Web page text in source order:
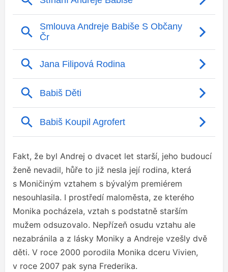
Fakt, že byl Andrej o dvacet let starší, jeho budoucí
ženě nevadil, hůře to již nesla její rodina, která
s Moničiným vztahem s bývalým premiérem
nesouhlasila. I prostředí maloměsta, ze kterého
Monika pocházela, vztah s podstatně starším
mužem odsuzovalo. Nepřízeň osudu vztahu ale
nezabránila a z lásky Moniky a Andreje vzešly dvě
děti. V roce 2000 porodila Monika dceru Vivien,
v roce 2007 pak syna Frederika.